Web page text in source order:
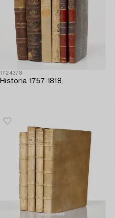
1724373
Historia 1757-1818.